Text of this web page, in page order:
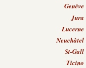
Genève
Jura
Lucerne
Neuchâtel
St-Gall
Ticino